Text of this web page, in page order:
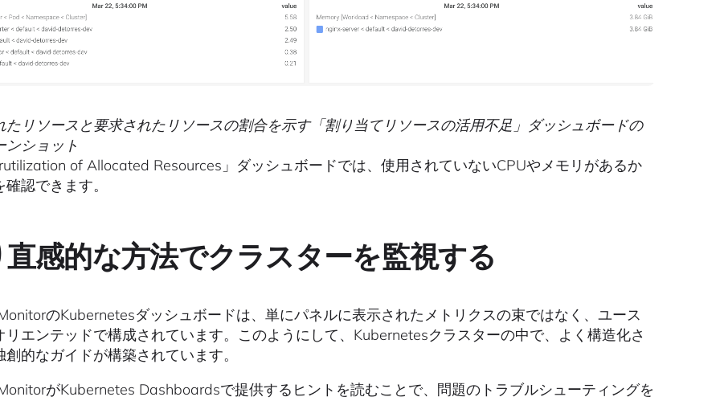
たリソースと要求されたリソースの割合を示す「割り当てリソースの活用不足」ダッシュボードの
ンショット
of Allocated Resources」ダッシュボードでは、使用されていないCPUやメモリがあるか
認できます。
感的な方法でクラスターを監視する
のKubernetesダッシュボードは、単にパネルに表示されたメトリクスの束ではなく、ユース
リエンテッドで構成されています。このようにして、Kubernetesクラスターの中で、よく構造化さ
創的なガイドが構築されています。
がKubernetes Dashboardsで提供するヒントを読むことで、問題のトラブルシューティングを